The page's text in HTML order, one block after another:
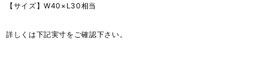
【サイズ】W40×L30相当
詳しくは下記実寸をご確認下さい。